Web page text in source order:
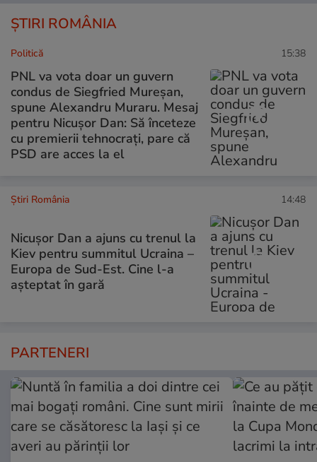
ȘTIRI ROMÂNIA
Politică 15:38
PNL va vota doar un guvern
condus de Siegfried Mureșan,
spune Alexandru Muraru. Mesaj
pentru Nicușor Dan: Să înceteze
cu premierii tehnocrați, pare că
PSD are acces la el
Știri România 14:48
Nicușor Dan a ajuns cu trenul la
Kiev pentru summitul Ucraina –
Europa de Sud-Est. Cine l-a
așteptat în gară
PARTENERI